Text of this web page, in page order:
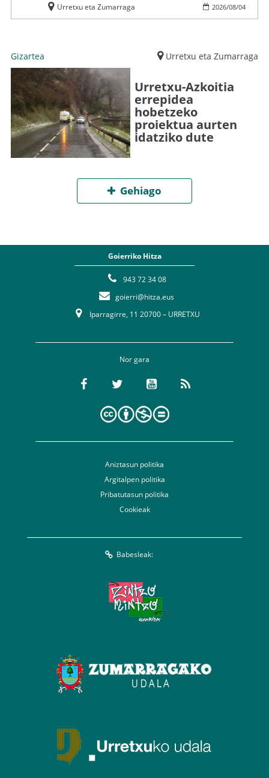
2026/08/04
Urretxu eta Zumarraga
Gizartea Urretxu eta Zumarraga
Urretxu-Azkoitia
errepidea
hobetzeko
proiektua aurten
idatziko dute
Gehiago
Goierriko Hitza
943 72 34 08
goierri@hitza.eus
Iparragirre, 11 20700 – URRETXU
Nor gara
Aniztasun politika
Argitalpen politika
Pribatutasun politika
Cookieak
Babesleak: